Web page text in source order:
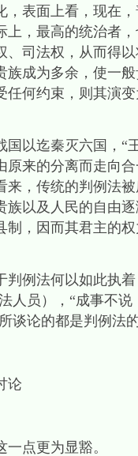
，表面上看，现在
，最高的统治者
、司法权，从而得
族成为多余，使一
任何约束，则其演
以迄秦灭六国，“
原来的分离而走向
来，传统的判例法
族以及人民的自由
制，因而其君主的
判例法何以如此执
人员），“成事不
谈论的都是判例
论
点更为显豁。